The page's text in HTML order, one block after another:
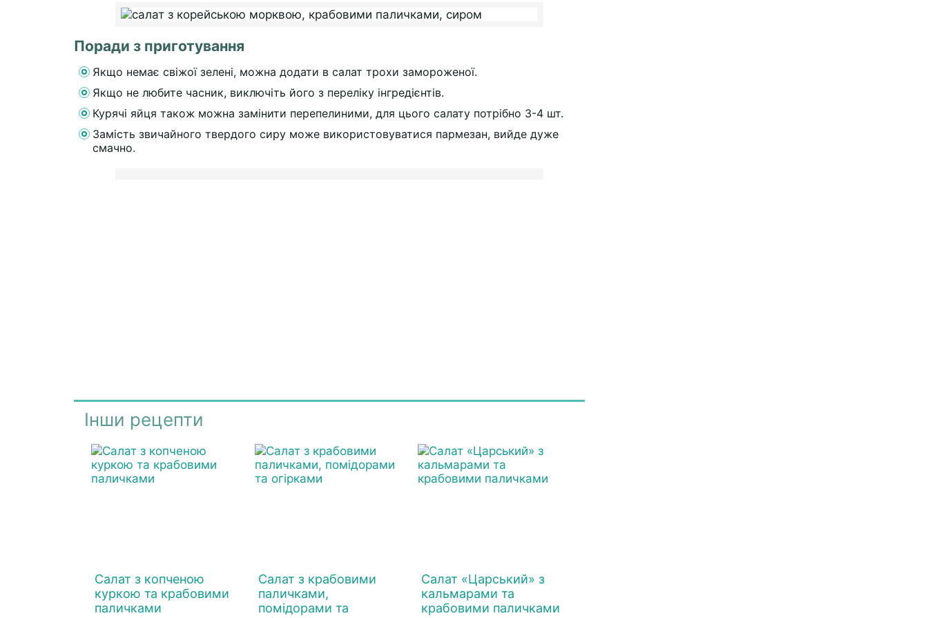
Поради з приготування
Якщо немає свіжої зелені, можна додати в салат трохи замороженої.
Якщо не любите часник, виключіть його з переліку інгредієнтів.
Курячі яйця також можна замінити перепелиними, для цього салату потрібно 3-4 шт.
Замість звичайного твердого сиру може використовуватися пармезан, вийде дуже
смачно.
Інши рецепти
Салат з копченою
куркою та крабовими
паличками
Салат з крабовими
паличками,
помідорами та
Салат «Царський» з
кальмарами та
крабовими паличками